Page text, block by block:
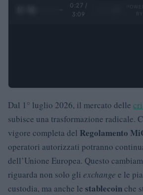
0:27 /
3:09
Dal 1° luglio 2026, il mercato delle
subisce una trasformazione radicale.
vigore completa del Regolamento
operatori autorizzati potranno
dell’Unione Europea. Questo
riguarda non solo gli exchange e le
custodia, ma anche le stablecoinche